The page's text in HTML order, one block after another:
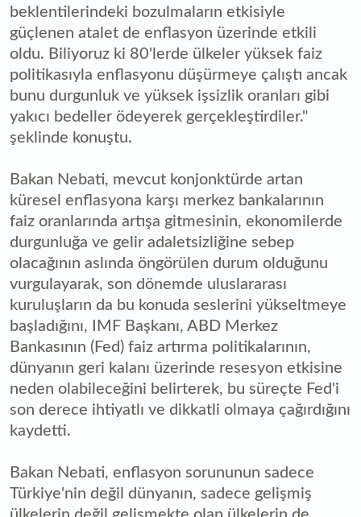
beklentilerindeki bozulmaların etkisiyle
güçlenen atalet de enflasyon üzerinde etkili
oldu. Biliyoruz ki 80'lerde ülkeler yüksek faiz
politikasıyla enflasyonu düşürmeye çalıştı ancak
bunu durgunluk ve yüksek işsizlik oranları gibi
yakıcı bedeller ödeyerek gerçekleştirdiler."
şeklinde konuştu.
Bakan Nebati, mevcut konjonktürde artan
küresel enflasyona karşı merkez bankalarının
faiz oranlarında artışa gitmesinin, ekonomilerde
durgunluğa ve gelir adaletsizliğine sebep
olacağının aslında öngörülen durum olduğunu
vurgulayarak, son dönemde uluslararası
kuruluşların da bu konuda seslerini yükseltmeye
başladığını, IMF Başkanı, ABD Merkez
Bankasının (Fed) faiz artırma politikalarının,
dünyanın geri kalanı üzerinde resesyon etkisine
neden olabileceğini belirterek, bu süreçte Fed'i
son derece ihtiyatlı ve dikkatli olmaya çağırdığını
kaydetti.
Bakan Nebati, enflasyon sorununun sadece
Türkiye'nin değil dünyanın, sadece gelişmiş